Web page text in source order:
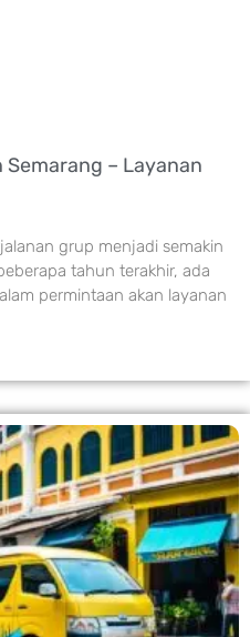
– Layanan
grup menjadi semakin
tahun terakhir, ada
permintaan akan layanan